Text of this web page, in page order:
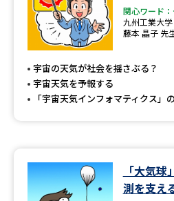
関心ワード
九州工業大学
藤本 晶子 先
宇宙の天気が社会を揺さぶる？
宇宙天気を予報する
「宇宙天気インフォマティクス」
「大気
測を支え